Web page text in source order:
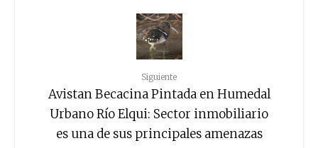
Siguiente
Avistan Becacina Pintada en Humedal
Urbano Río Elqui: Sector inmobiliario
es una de sus principales amenazas